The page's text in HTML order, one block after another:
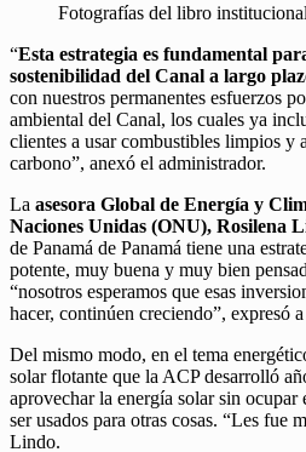
Fotografías del libro
“Esta estrategia es fundamental
sostenibilidad del Canal a largo
con nuestros permanentes esfuerzos
ambiental del Canal, los cuales ya
clientes a usar combustibles limpios y
carbono”, anexó el administrador.
La asesora Global de Energía y
Naciones Unidas (ONU), Rosilena
de Panamá de Panamá tiene una
potente, muy buena y muy bien
“nosotros esperamos que esas
hacer, continúen creciendo”, expresó
Del mismo modo, en el tema
solar flotante que la ACP desarrolló
aprovechar la energía solar sin ocupar
ser usados para otras cosas. “Les fue
Lindo.